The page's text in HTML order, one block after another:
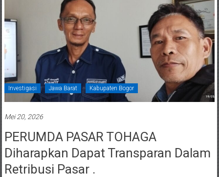
Investigasi Jawa Barat Kabupaten Bogor
Mei 20, 2026
PERUMDA PASAR TOHAGA
Diharapkan Dapat Transparan Dalam
Retribusi Pasar .